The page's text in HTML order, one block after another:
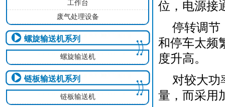
工作台
废气处理设备
螺旋输送机系列
螺旋输送机
链板输送机系列
链板输送机
位，电源接
停转调节
和停车太频
度升高。
对较大功
量，而采用